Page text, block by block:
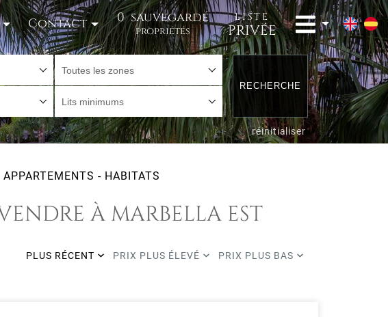
Contact 0 sauvegardé
propriétés
LISTE
PRIVÉE
Toutes les zones
Lits minimums
RECHERCHE
réinitialiser
APPARTEMENTS - HABITATS
À MARBELLA EST
PLUS RÉCENT PRIX PLUS ÉLEVÉ PRIX PLUS BAS